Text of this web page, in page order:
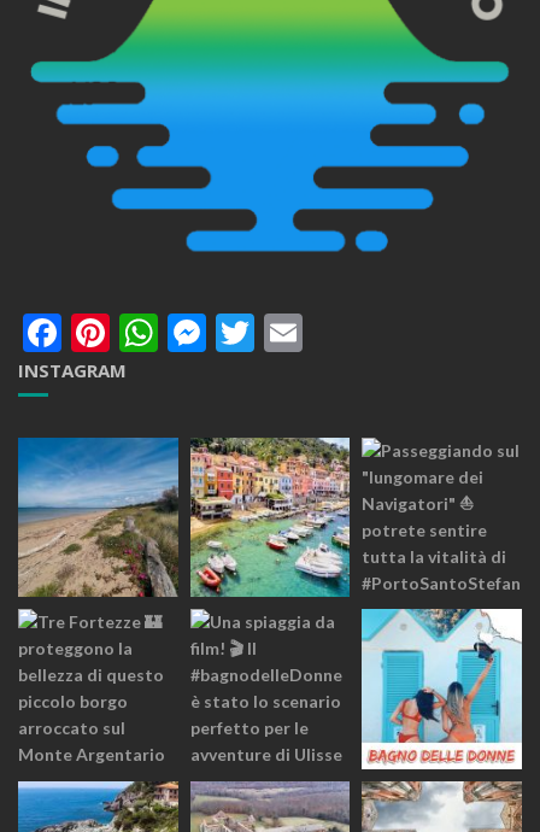
Facebook
Pinterest
WhatsApp
Messenger
Twitter
INSTAGRAM